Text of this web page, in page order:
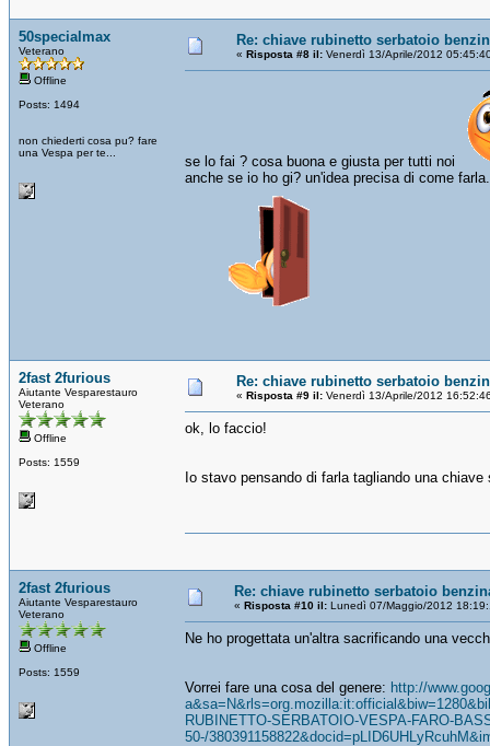
50specialmax
Veterano
Offline
Posts: 1494
non chiederti cosa pu? fare
una Vespa per te...
Re: chiave rubinetto serbatoio
« Risposta #8 il: Venerdì 13/Aprile/2012
se lo fai ? cosa buona e giusta per tutti noi
anche se io ho gi? un'idea precisa di come farla.
2fast 2furious
Aiutante Vesparestauro
Veterano
Offline
Posts: 1559
Re: chiave rubinetto serbatoio
« Risposta #9 il: Venerdì 13/Aprile/2012
ok, lo faccio!
Io stavo pensando di farla tagliando una chiave
2fast 2furious
Aiutante Vesparestauro
Veterano
Offline
Posts: 1559
Re: chiave rubinetto serbatoio
« Risposta #10 il: Lunedì 07/Maggio/2012
Ne ho progettata un'altra sacrificando una
Vorrei fare una cosa del genere: http://
RUBINETTO-SERBATOIO-VESPA-FARO-
50-/